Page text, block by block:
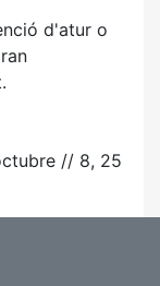
d'atur o
// 8, 25